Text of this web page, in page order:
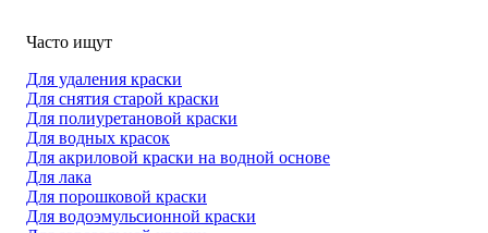
Часто ищут
Для удаления краски
Для снятия старой краски
Для полиуретановой краски
Для водных красок
Для акриловой краски на водной основе
Для лака
Для порошковой краски
Для водоэмульсионной краски